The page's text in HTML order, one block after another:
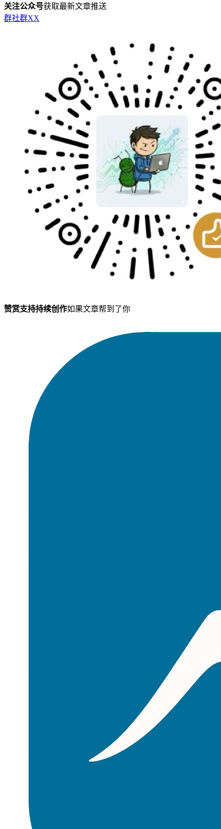
关注公众号获取最新文章推送
群社群XX
赞赏支持持续创作如果文章帮到了你